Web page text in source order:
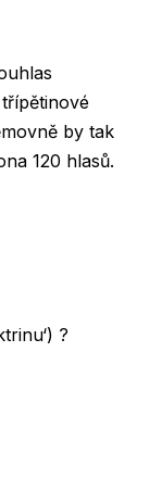
by tak
120 hlasů.
?